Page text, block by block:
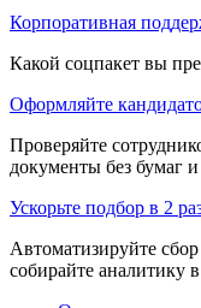
Корпоративная
Какой соцпакет вы
Оформляйте
Проверяйте
документы без бумаг
Ускорьте подбор в 2
Автоматизируйте
собирайте аналитику